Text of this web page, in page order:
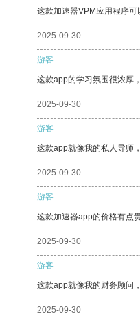
这款加速器VPM应用程序可
2025-09-30
游客
这款app的学习氛围很浓厚
2025-09-30
游客
这款app就像我的私人导师
2025-09-30
游客
这款加速器app的价格有点
2025-09-30
游客
这款app就像我的财务顾问
2025-09-30